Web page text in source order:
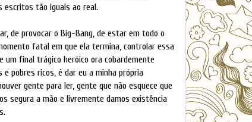
escritos tão iguais ao real.
de provocar o Big-Bang, de estar em todo o
fatal em que ela termina, controlar essa
um final trágico heróico ora cobardemente
pobres ricos, é dar eu a minha própria
gente para ler, gente que não esquece que
segura a mão e livremente damos existência